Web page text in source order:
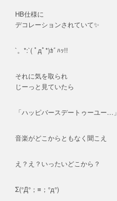
HB仕様に
デコレーションされていて✨
`。*:`( ﾟдﾟ*)ｶﾞﾊｯ!!
それに気を取られ
じーっと見ていたら
「ハッピバースデートゥーユー…」
音楽がどこからともなく聞こえ
え？え？いったいどこから？
Σ(°Д°；≡；°д°)